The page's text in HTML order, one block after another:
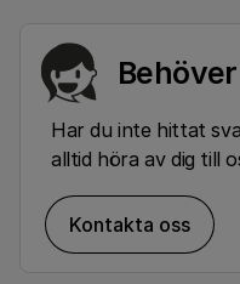
Har du inte hittat
alltid höra av dig till
Kontakta oss